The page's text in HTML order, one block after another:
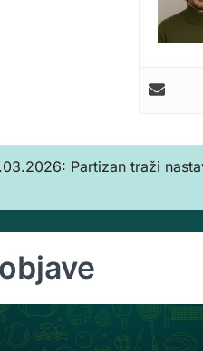
Partizan traži